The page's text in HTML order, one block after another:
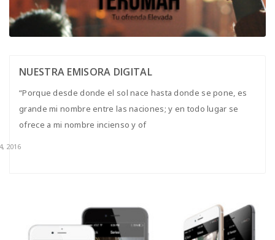
NUESTRA EMISORA DIGITAL
“Porque desde donde el sol nace hasta donde se pone, es
grande mi nombre entre las naciones; y en todo lugar se
ofrece a mi nombre incienso y of
2016